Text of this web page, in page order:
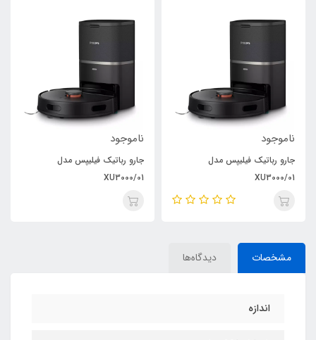
ناموجود
جارو رباتیک فیلیپس مدل
XU3000/01
ناموجود
جارو رباتیک فیلیپس مدل
XU3000/01
مشخصات دیدگاه‌ها
اندازه